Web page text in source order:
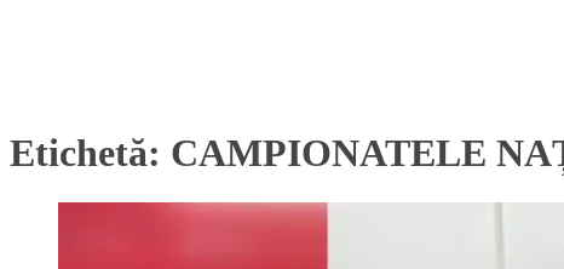
Etichetă: CAMPIONATELE